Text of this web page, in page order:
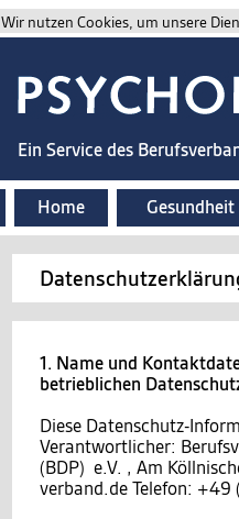
Wir nutzen Cookies, um unsere
Ein Service des
Home
1. Name und
betrieblichen
Diese Datenschutz-
Verantwortlicher:
(BDP) e.V. , Am
verband.de Telefon: